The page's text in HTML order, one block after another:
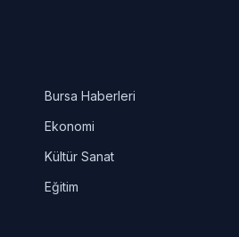
Bursa Haberleri
Ekonomi
Kültür Sanat
Eğitim